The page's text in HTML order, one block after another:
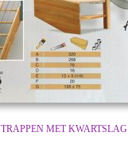
TRAPPEN MET KWARTSLAG